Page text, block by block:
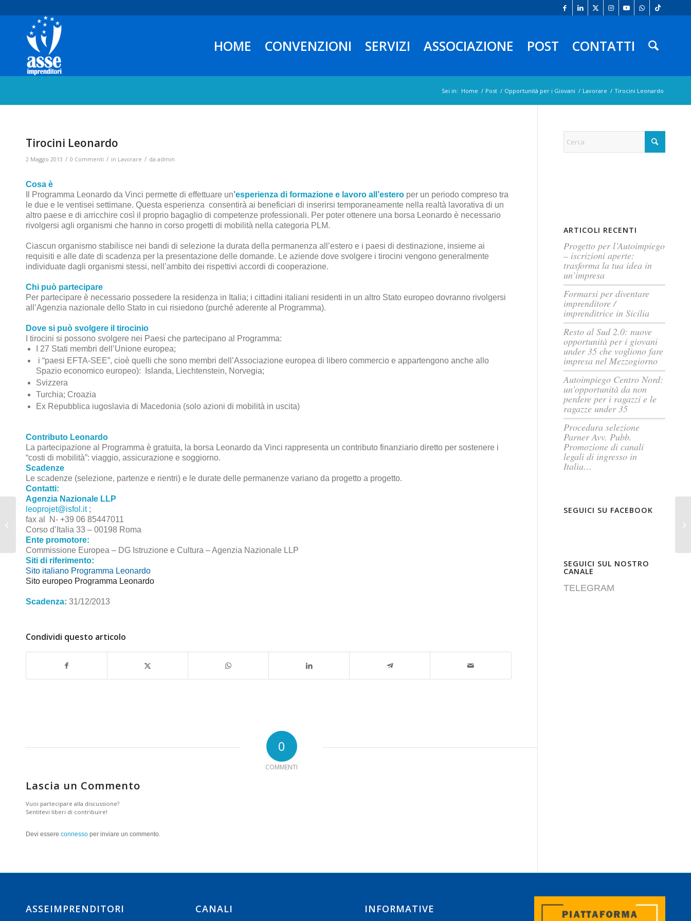
HOME CONVENZIONI SERVIZI ASSOCIAZIONE POST CONTATTI
Sei in: Home / Post / Opportunità per i Giovani / Lavorare / Tirocini Leonardo
Tirocini Leonardo
2 Maggio 2013 / 0 Commenti / in Lavorare / da admin
Cosa è
Il Programma Leonardo da Vinci permette di effettuare un’esperienza di formazione e lavoro all’estero per un periodo compreso tra
le due e le ventisei settimane. Questa esperienza consentirà ai beneficiari di inserirsi temporaneamente nella realtà lavorativa di un
altro paese e di arricchire così il proprio bagaglio di competenze professionali. Per poter ottenere una borsa Leonardo è necessario
rivolgersi agli organismi che hanno in corso progetti di mobilità nella categoria PLM.
Ciascun organismo stabilisce nei bandi di selezione la durata della permanenza all’estero e i paesi di destinazione, insieme ai
requisiti e alle date di scadenza per la presentazione delle domande. Le aziende dove svolgere i tirocini vengono generalmente
individuate dagli organismi stessi, nell’ambito dei rispettivi accordi di cooperazione.
Chi può partecipare
Per partecipare è necessario possedere la residenza in Italia; i cittadini italiani residenti in un altro Stato europeo dovranno rivolgersi
all’Agenzia nazionale dello Stato in cui risiedono (purché aderente al Programma).
Dove si può svolgere il tirocinio
I tirocini si possono svolgere nei Paesi che partecipano al Programma:
I 27 Stati membri dell’Unione europea;
i “paesi EFTA-SEE”, cioè quelli che sono membri dell’Associazione europea di libero commercio e appartengono anche allo
Spazio economico europeo): Islanda, Liechtenstein, Norvegia;
Svizzera
Turchia; Croazia
Ex Repubblica iugoslavia di Macedonia (solo azioni di mobilità in uscita)
Contributo Leonardo
La partecipazione al Programma è gratuita, la borsa Leonardo da Vinci rappresenta un contributo finanziario diretto per sostenere i
“costi di mobilità”: viaggio, assicurazione e soggiorno.
Scadenze
Le scadenze (selezione, partenze e rientri) e le durate delle permanenze variano da progetto a progetto.
Contatti:
Agenzia Nazionale LLP
leoprojet@isfol.it;
fax al N- +39 06 85447011
Corso d’Italia 33 – 00198 Roma
Ente promotore:
Commissione Europea – DG Istruzione e Cultura – Agenzia Nazionale LLP
Siti di riferimento:
Sito italiano Programma Leonardo
Sito europeo Programma Leonardo
Scadenza: 31/12/2013
Condividi questo articolo
0
COMMENTI
Lascia un Commento
Vuoi partecipare alla discussione?
Sentitevi liberi di contribuire!
Devi essere connesso per inviare un commento.
ARTICOLI RECENTI
Progetto per l’Autoimpiego
– iscrizioni aperte:
trasforma la tua idea in
un’impresa
Formarsi per diventare
imprenditore /
imprenditrice in Sicilia
Resto al Sud 2.0: nuove
opportunità per i giovani
under 35 che vogliono fare
impresa nel Mezzogiorno
Autoimpiego Centro Nord:
un’opportunità da non
perdere per i ragazzi e le
ragazze under 35
Procedura selezione
Parner Avv. Pubb.
Promozione di canali
legali di ingresso in
Italia…
SEGUICI SU FACEBOOK
SEGUICI SUL NOSTRO
CANALE
TELEGRAM
ASSEIMPRENDITORI CANALI INFORMATIVE
Tirocini nei Paesi Bassi